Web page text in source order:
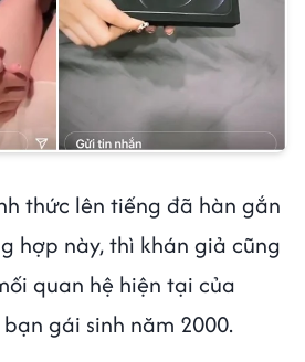
thức lên tiếng đã hàn gắn
hợp này, thì khán giả cũng
quan hệ hiện tại của
gái sinh năm 2000.